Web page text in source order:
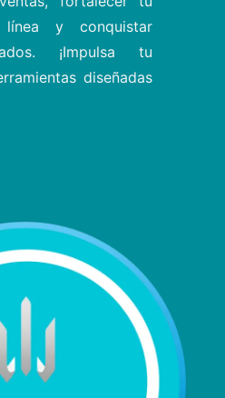
y conquistar
¡Impulsa tu
diseñadas